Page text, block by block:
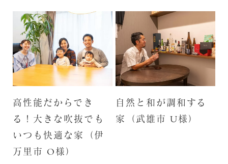
高性能だからでき
る！大きな吹抜でも
いつも快適な家（伊
万里市 O様）
自然と和が調和する
家（武雄市 U様）